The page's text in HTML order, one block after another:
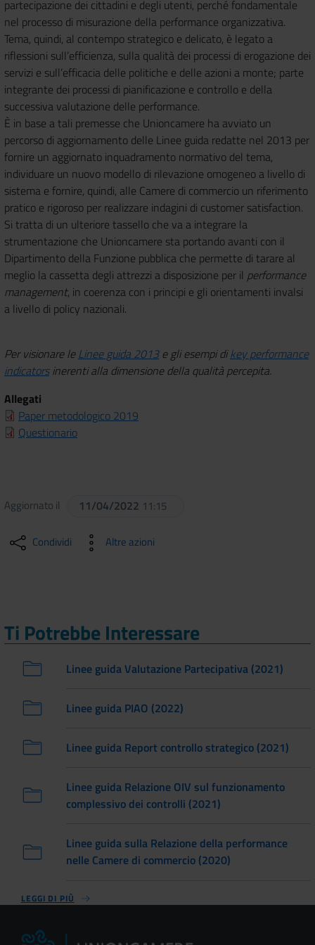
partecipazione dei cittadini e degli utenti, perché fondamentale
nel processo di misurazione della performance organizzativa.
Tema, quindi, al contempo strategico e delicato, è legato a
riflessioni sull’efficienza, sulla qualità dei processi di erogazione dei
servizi e sull’efficacia delle politiche e delle azioni a monte; parte
integrante dei processi di pianificazione e controllo e della
successiva valutazione delle performance.
È in base a tali premesse che Unioncamere ha avviato un
percorso di aggiornamento delle Linee guida redatte nel 2013 per
fornire un aggiornato inquadramento normativo del tema,
individuare un nuovo modello di rilevazione omogeneo a livello di
sistema e fornire, quindi, alle Camere di commercio un riferimento
pratico e rigoroso per realizzare indagini di customer satisfaction.
Si tratta di un ulteriore tassello che va a integrare la
strumentazione che Unioncamere sta portando avanti con il
Dipartimento della Funzione pubblica che permette di tarare al
meglio la cassetta degli attrezzi a disposizione per il performance
management, in coerenza con i principi e gli orientamenti invalsi
a livello di policy nazionali.
Per visionare leLinee guida 2013e gli esempi dikey performance
indicatorsinerenti alla dimensione della qualità percepita.
Allegati
Paper metodologico 2019
Questionario
Aggiornato il 11/04/2022 11:15
Condividi Altre azioni
Ti Potrebbe Interessare
Linee guida Valutazione Partecipativa (2021)
Linee guida PIAO (2022)
Linee guida Report controllo strategico (2021)
Linee guida Relazione OIV sul funzionamento
complessivo dei controlli (2021)
Linee guida sulla Relazione della performance
nelle Camere di commercio (2020)
LEGGI DI PIÙ